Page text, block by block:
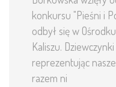
konkursu "Pieśni i
odbył się w
Kaliszu.
reprezentując
razem ni